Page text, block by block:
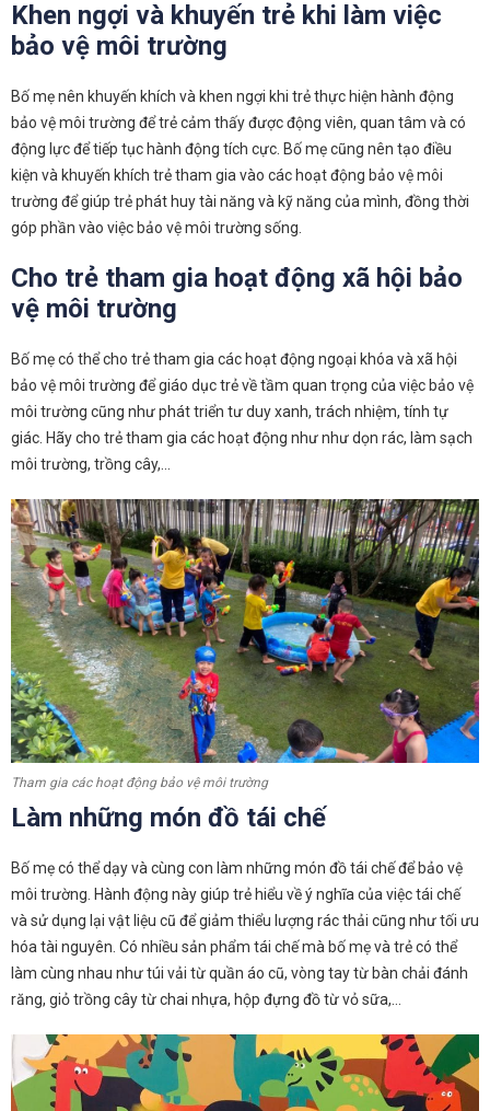
Khen ngợi và khuyến trẻ khi làm việc
bảo vệ môi trường
Bố mẹ nên khuyến khích và khen ngợi khi trẻ thực hiện hành động
bảo vệ môi trường để trẻ cảm thấy được động viên, quan tâm và có
động lực để tiếp tục hành động tích cực. Bố mẹ cũng nên tạo điều
kiện và khuyến khích trẻ tham gia vào các hoạt động bảo vệ môi
trường để giúp trẻ phát huy tài năng và kỹ năng của mình, đồng thời
góp phần vào việc bảo vệ môi trường sống.
Cho trẻ tham gia hoạt động xã hội bảo
vệ môi trường
Bố mẹ có thể cho trẻ tham gia các hoạt động ngoại khóa và xã hội
bảo vệ môi trường để giáo dục trẻ về tầm quan trọng của việc bảo vệ
môi trường cũng như phát triển tư duy xanh, trách nhiệm, tính tự
giác. Hãy cho trẻ tham gia các hoạt động như như dọn rác, làm sạch
môi trường, trồng cây,…
Tham gia các hoạt động bảo vệ môi trường
Làm những món đồ tái chế
Bố mẹ có thể dạy và cùng con làm những món đồ tái chế để bảo vệ
môi trường. Hành động này giúp trẻ hiểu về ý nghĩa của việc tái chế
và sử dụng lại vật liệu cũ để giảm thiểu lượng rác thải cũng như tối ưu
hóa tài nguyên. Có nhiều sản phẩm tái chế mà bố mẹ và trẻ có thể
làm cùng nhau như túi vải từ quần áo cũ, vòng tay từ bàn chải đánh
răng, giỏ trồng cây từ chai nhựa, hộp đựng đồ từ vỏ sữa,…